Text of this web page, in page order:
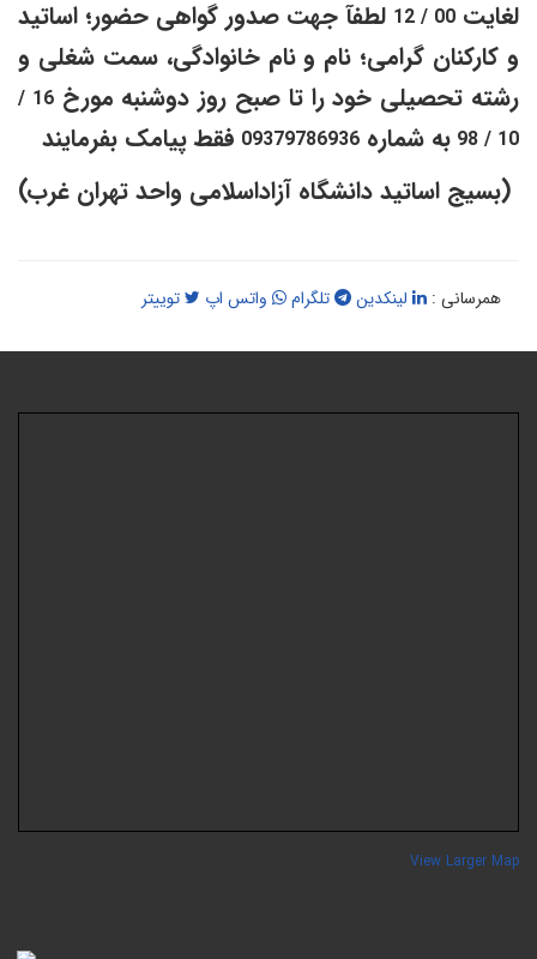
00 / 12
لطفآ جهت صدور گواهی حضور؛ اساتید
کارکنان گرامی؛ نام و نام خانوادگی، سمت شغلی و
تحصیلی خود را تا صبح روز دوشنبه مورخ
16 /
به شماره09379786936 فقط پیامک بفرمایند
(بسیج اساتید دانشگاه آزاداسلامی واحد تهران غرب)
همرسانی : لینکدین تلگرام واتس اپ توییتر
View Larger